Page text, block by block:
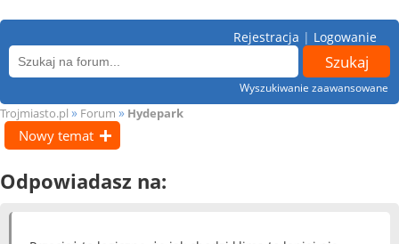
Wyszukiwanie zaawansowane
Rejestracja | Logowanie
Trojmiasto.pl » Forum » Hydepark
Nowy temat
Odpowiadasz na: